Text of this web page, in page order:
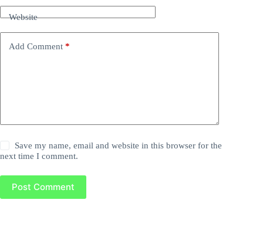
Website
Add Comment *
Save my name, email and website in this browser for the
next time I comment.
Post Comment